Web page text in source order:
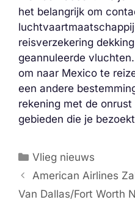
het belangrijk om
reisverzekering
geannuleerde
om naar Mexico te
een andere
rekening met de
gebieden die je
Categorieën
Vlieg nieuws
American Airlines
Van Dallas/Fort Worth